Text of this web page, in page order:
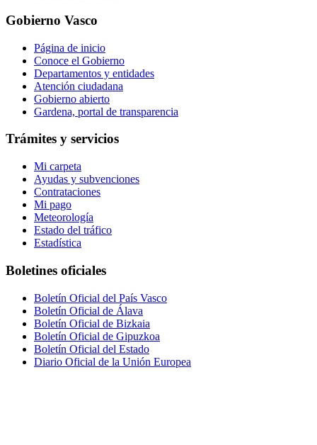
Gobierno Vasco
Página de inicio
Conoce el Gobierno
Departamentos y entidades
Atención ciudadana
Gobierno abierto
Gardena, portal de transparencia
Trámites y servicios
Mi carpeta
Ayudas y subvenciones
Contrataciones
Mi pago
Meteorología
Estado del tráfico
Estadística
Boletines oficiales
Boletín Oficial del País Vasco
Boletín Oficial de Álava
Boletín Oficial de Bizkaia
Boletín Oficial de Gipuzkoa
Boletín Oficial del Estado
Diario Oficial de la Unión Europea